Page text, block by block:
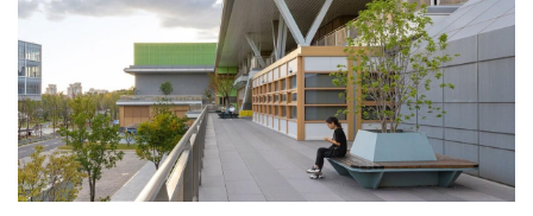
两馆内各类丰富的兴趣活动都是报名预约的。除了参观者，每一个